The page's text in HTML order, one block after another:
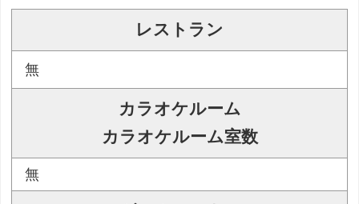
レストラン
無
カラオケルーム
カラオケルーム室数
無